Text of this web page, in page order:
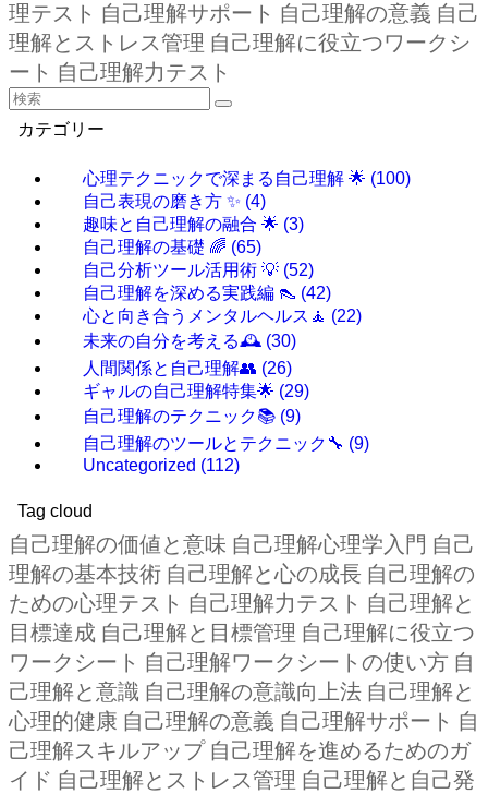
理テスト 自己理解サポート 自己理解の意義 自己
理解とストレス管理 自己理解に役立つワークシ
ート 自己理解力テスト
カテゴリー
心理テクニックで深まる自己理解 🌟 (100)
自己表現の磨き方 ✨ (4)
趣味と自己理解の融合 🌟 (3)
自己理解の基礎 🌈 (65)
自己分析ツール活用術 💡 (52)
自己理解を深める実践編 👠 (42)
心と向き合うメンタルヘルス🧘 (22)
未来の自分を考える🕰️ (30)
人間関係と自己理解👥 (26)
ギャルの自己理解特集🌟 (29)
自己理解のテクニック📚 (9)
自己理解のツールとテクニック🔧 (9)
Uncategorized (112)
Tag cloud
自己理解の価値と意味 自己理解心理学入門 自己
理解の基本技術 自己理解と心の成長 自己理解の
ための心理テスト 自己理解力テスト 自己理解と
目標達成 自己理解と目標管理 自己理解に役立つ
ワークシート 自己理解ワークシートの使い方 自
己理解と意識 自己理解の意識向上法 自己理解と
心理的健康 自己理解の意義 自己理解サポート 自
己理解スキルアップ 自己理解を進めるためのガ
イド 自己理解とストレス管理 自己理解と自己発